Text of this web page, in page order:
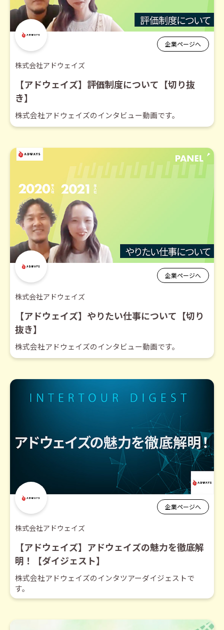
企業ページへ
株式会社アドウェイズ
【アドウェイズ】評価制度について【切り抜
き】
株式会社アドウェイズのインタビュー動画です。
企業ページへ
株式会社アドウェイズ
【アドウェイズ】やりたい仕事について【切り
抜き】
株式会社アドウェイズのインタビュー動画です。
企業ページへ
株式会社アドウェイズ
【アドウェイズ】アドウェイズの魅力を徹底解
明！【ダイジェスト】
株式会社アドウェイズのインタツアーダイジェストで
す。